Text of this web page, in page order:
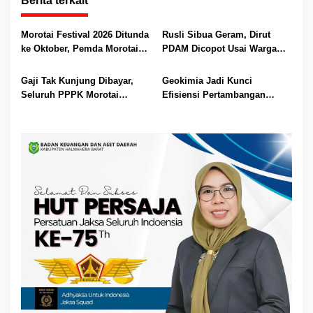
Morotai Festival 2026 Ditunda
ke Oktober, Pemda Morotai
Wisatawan
Rusli Sibua Geram, Dirut
PDAM Dicopot Usai Warga
Gaji Tak Kunjung Dibayar,
Seluruh PPPK Morotai
Geokimia Jadi Kunci
Efisiensi Pertambangan
MGEI-SC UNG